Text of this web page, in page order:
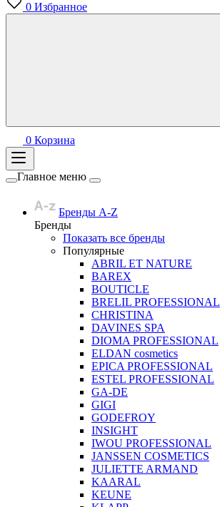
0 Избранное
0 Корзина
Главное меню
Бренды A-Z
Бренды
Показать все бренды
Популярные
ABRIL ET NATURE
BAREX
BOUTICLE
BRELIL PROFESSIONAL
CHRISTINA
DAVINES SPA
DIOMA PROFESSIONAL
ELDAN cosmetics
EPICA PROFESSIONAL
ESTEL PROFESSIONAL
GA-DE
GIGI
GODEFROY
INSIGHT
IWOU PROFESSIONAL
JANSSEN COSMETICS
JULIETTE ARMAND
KAARAL
KEUNE